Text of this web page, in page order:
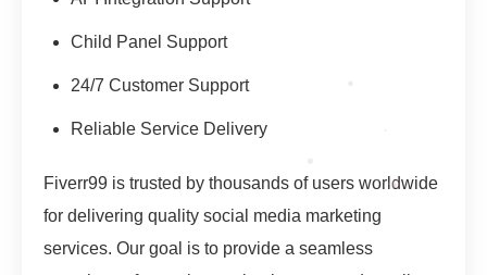
Child Panel Support
24/7 Customer Support
Reliable Service Delivery
Fiverr99 is trusted by thousands of users worldwide
for delivering quality social media marketing
services. Our goal is to provide a seamless